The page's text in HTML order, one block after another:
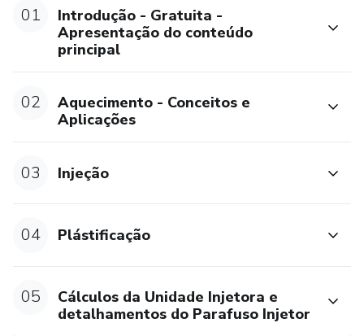
01
Introdução - Gratuita -
Apresentação do conteúdo
principal
02
Aquecimento - Conceitos e
Aplicações
03 Injeção
04 Plástificação
05
Cálculos da Unidade Injetora e
detalhamentos do Parafuso Injetor